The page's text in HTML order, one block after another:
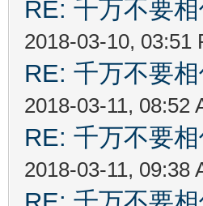
RE: 千万不要
2018-03-10, 03:51
RE: 千万不要
2018-03-11, 08:52
RE: 千万不要
2018-03-11, 09:38